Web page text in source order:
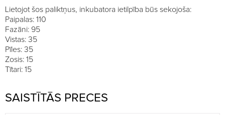
Lietojot šos paliktņus, inkubatora ietilpība būs sekojoša:
Paipalas: 110
Fazāni: 95
Vistas: 35
Pīles: 35
Zosis: 15
Tītari: 15
SAISTĪTĀS PRECES